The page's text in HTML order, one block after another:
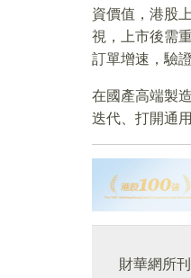
資價值，港股
視，上市後需
訂單增速，驗
在國產高端製
迭代、打開通
財華網所